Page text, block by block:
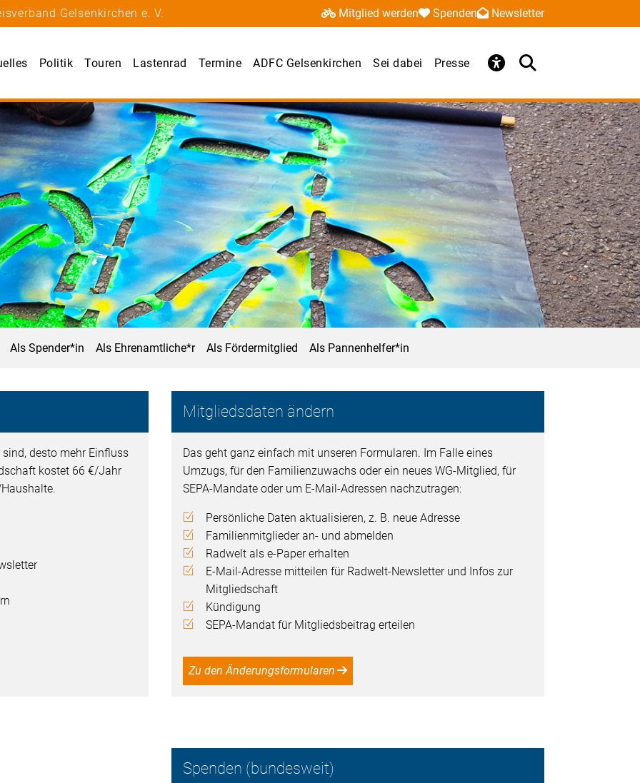
Gelsenkirchen e. V. Mitglied werden Spenden Newsletter
Politik Touren Lastenrad Termine ADFC Gelsenkirchen Sei dabei Presse
Als Spender*in Als Ehrenamtliche*r Als Fördermitglied Als Pannenhelfer*in
desto mehr Einfluss
kostet 66 €/Jahr
Mitgliedsdaten ändern
Das geht ganz einfach mit unseren Formularen. Im Falle eines
Umzugs, für den Familienzuwachs oder ein neues WG-Mitglied, für
SEPA-Mandate oder um E-Mail-Adressen nachzutragen:
Persönliche Daten aktualisieren, z. B. neue Adresse
Familienmitglieder an- und abmelden
Radwelt als e-Paper erhalten
E-Mail-Adresse mitteilen für Radwelt-Newsletter und Infos zur
Mitgliedschaft
Kündigung
SEPA-Mandat für Mitgliedsbeitrag erteilen
Zu den Änderungsformularen
Spenden (bundesweit)